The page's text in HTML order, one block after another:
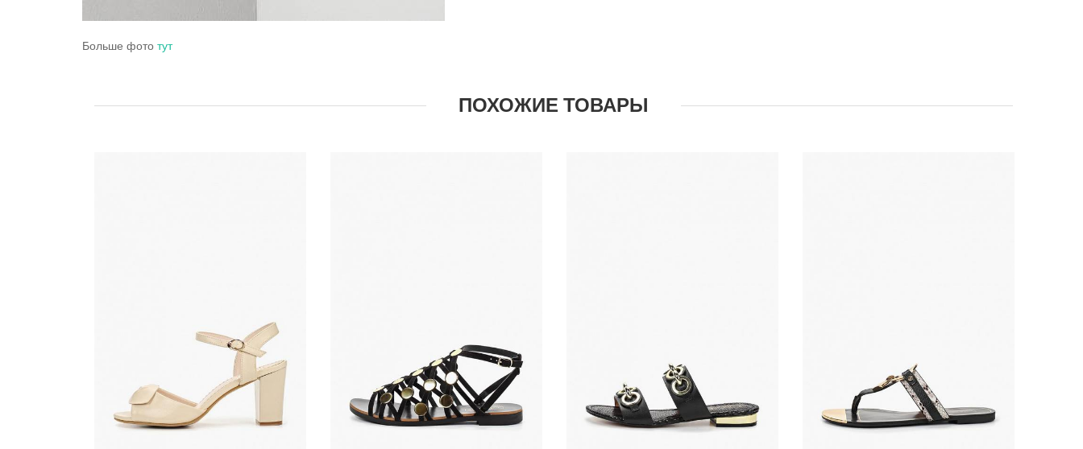
Больше фото тут
ПОХОЖИЕ ТОВАРЫ